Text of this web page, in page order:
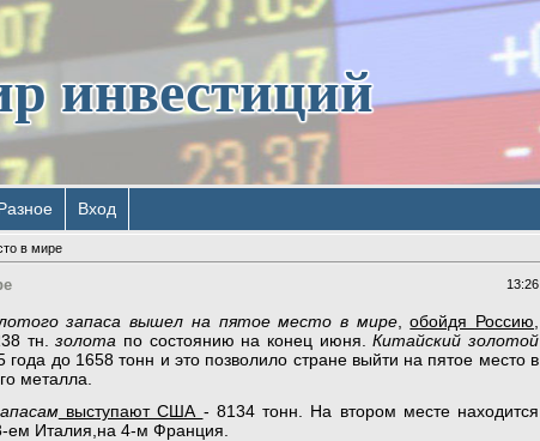
инвестиций
Вход
в мире
13:26
запаса вышел на пятое место в мире,обойдя Россию,
тн. золота по состоянию на конец июня.Китайский золотой
до 1658 тонн и это позволило стране выйти на пятое место в
металла.
выступают США - 8134 тонн. На втором месте находится
ем Италия,на 4-м Франция.